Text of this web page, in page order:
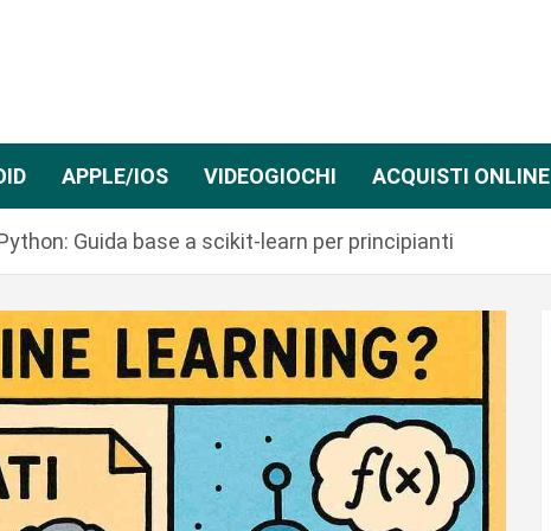
APPLE/IOS VIDEOGIOCHI ACQUISTI ONLINE
Guida base a scikit-learn per principianti